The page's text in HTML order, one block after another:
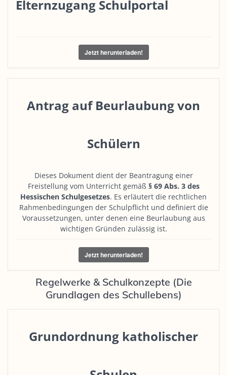
Elternzugang Schulportal
Jetzt herunterladen!
Antrag auf Beurlaubung von
Schülern
Dieses Dokument dient der Beantragung einer
Freistellung vom Unterricht gemäß § 69 Abs. 3 des
Hessischen Schulgesetzes. Es erläutert die rechtlichen
Rahmenbedingungen der Schulpflicht und definiert die
Voraussetzungen, unter denen eine Beurlaubung aus
wichtigen Gründen zulässig ist.
Jetzt herunterladen!
Regelwerke & Schulkonzepte (Die
Grundlagen des Schullebens)
Grundordnung katholischer